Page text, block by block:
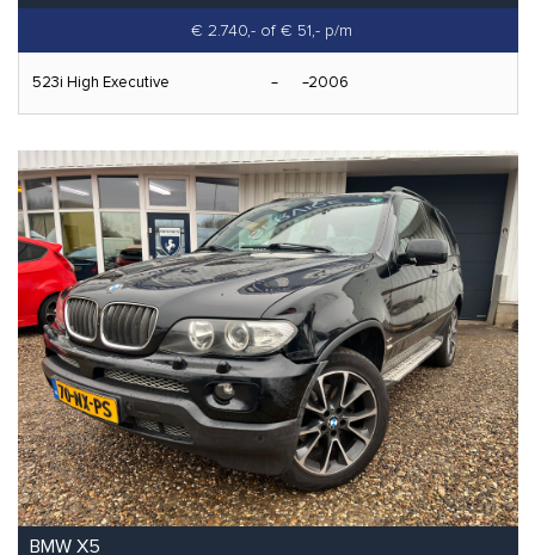
€ 2.740,- of € 51,- p/m
523i High Executive 2006
BMW X5